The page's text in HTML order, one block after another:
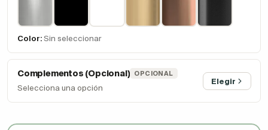
Color: Sin seleccionar
Complementos (Opcional) OPCIONAL
Selecciona una opción
Elegir